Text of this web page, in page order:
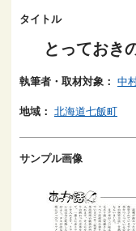
タイトル
とっておき
執筆者・取材対象： 中
地域： 北海道七飯町
サンプル画像